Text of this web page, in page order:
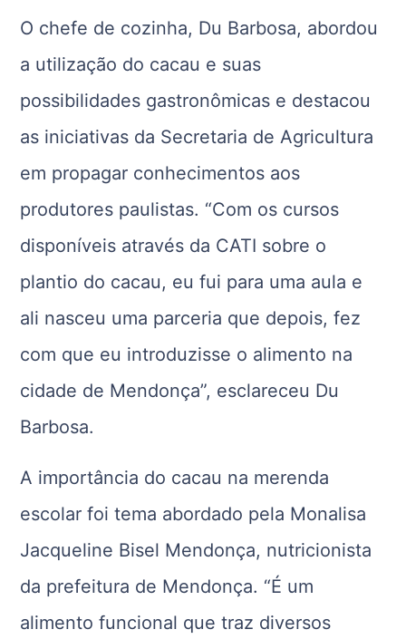
O chefe de cozinha, Du Barbosa, abordou
a utilização do cacau e suas
possibilidades gastronômicas e destacou
as iniciativas da Secretaria de Agricultura
em propagar conhecimentos aos
produtores paulistas. “Com os cursos
disponíveis através da CATI sobre o
plantio do cacau, eu fui para uma aula e
ali nasceu uma parceria que depois, fez
com que eu introduzisse o alimento na
cidade de Mendonça”, esclareceu Du
Barbosa.
A importância do cacau na merenda
escolar foi tema abordado pela Monalisa
Jacqueline Bisel Mendonça, nutricionista
da prefeitura de Mendonça. “É um
alimento funcional que traz diversos